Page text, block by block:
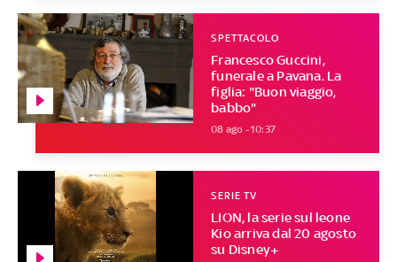
Francesco Guccini,
funerale a Pavana. La
figlia: "Buon viaggio,
babbo"
SPETTACOLO
08 ago - 10:37
LION, la serie sul leone
Kio arriva dal 20 agosto
su Disney+
SERIE TV